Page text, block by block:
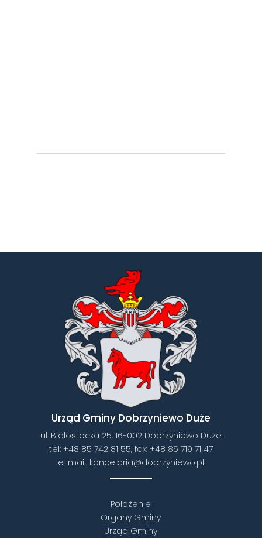
Urząd Gminy Dobrzyniewo Duże
ul. Białostocka 25, 16-002 Dobrzyniewo Duże
tel: +48 85 742 81 55, fax: +48 85 719 71 47
e-mail: kancelaria@dobrzyniewo.pl
Położenie
Organy Gminy
Urząd Gminy